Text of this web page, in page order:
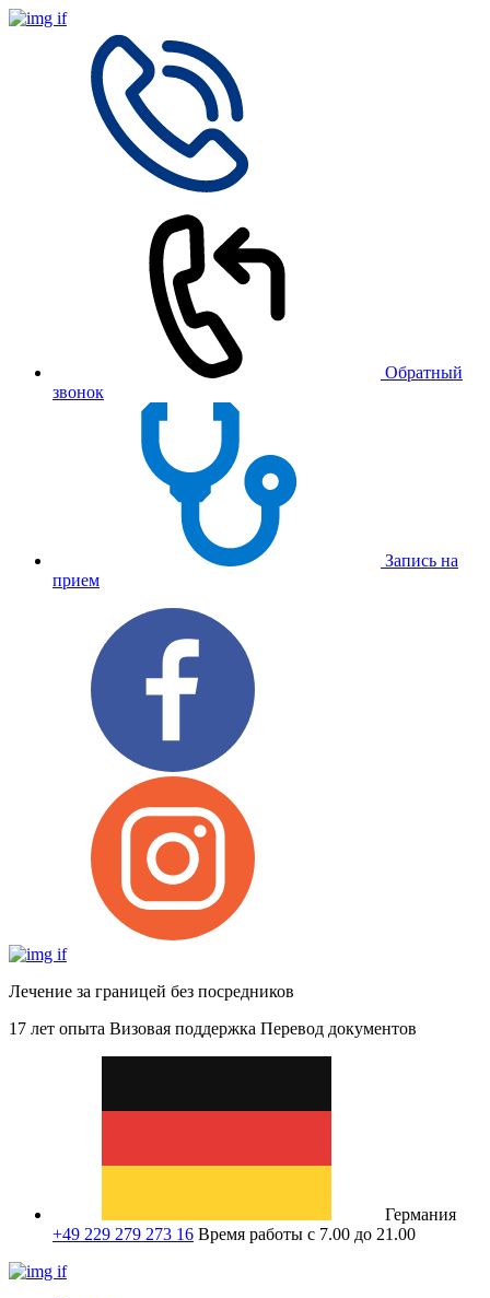
Обратный
звонок
Запись на
прием
Лечение за границей без посредников
17 лет опыта Визовая поддержка Перевод документов
Германия
+49 229 279 273 16 Время работы с 7.00 до 21.00